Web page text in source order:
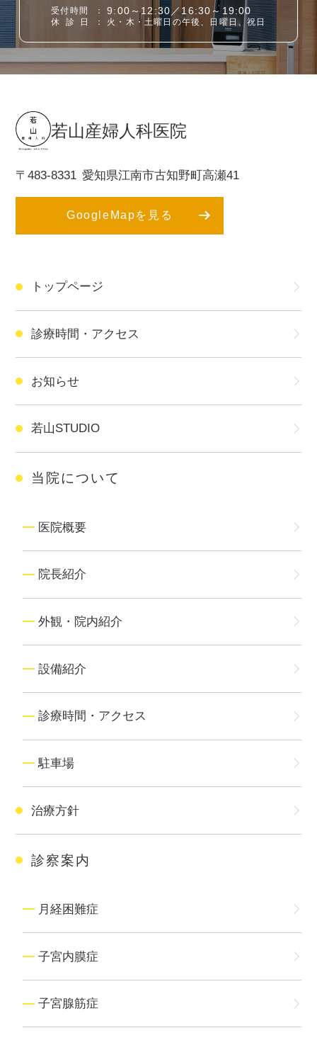
受付時間 ： 9:00～12:30／16:30～19:00
休診日 ： 火・木・土曜日の午後、日曜日、祝日
若山産婦人科医院
〒483-8331 愛知県江南市古知野町高瀬41
GoogleMapを見る
トップページ
診療時間・アクセス
お知らせ
若山STUDIO
当院について
医院概要
院長紹介
外観・院内紹介
設備紹介
診療時間・アクセス
駐車場
治療方針
診察案内
月経困難症
子宮内膜症
子宮腺筋症